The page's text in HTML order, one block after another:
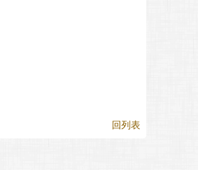
回列表